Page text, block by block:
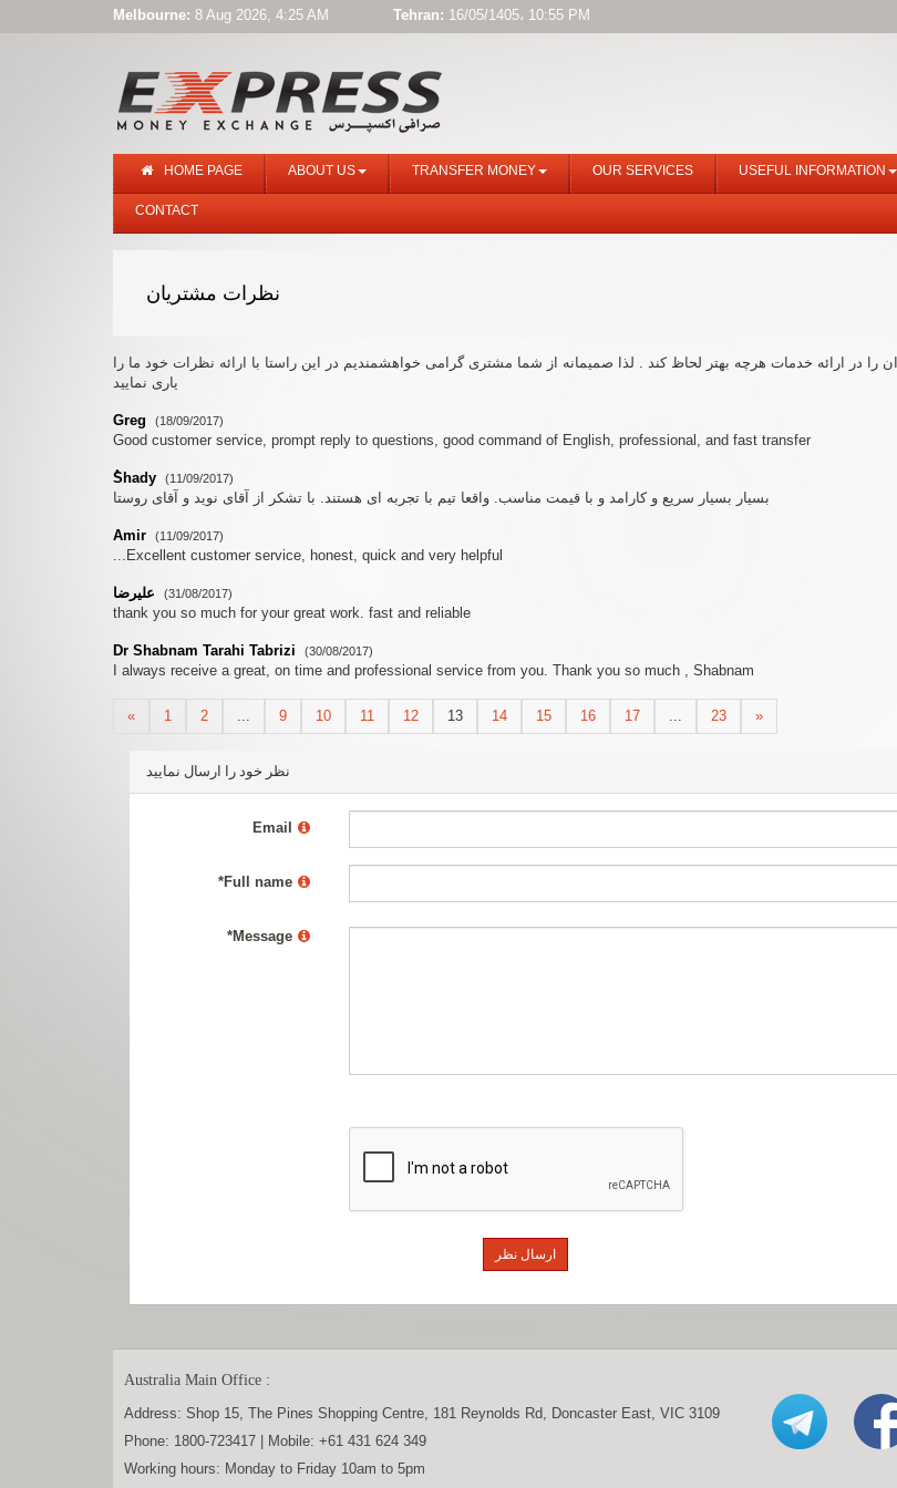
Melbourne: 8 Aug 2026, 4:25 AM Tehran: 16/05/1405، 10:55 PM
HOME PAGE ABOUT US TRANSFER MONEY OUR SERVICES USEFUL INFORMATION
CONTACT
نظرات مشتریان
در ارائه خدمات هرچه بهتر لحاظ کند . لذا صمیمانه از شما مشتری گرامی خواهشمندیم در این راستا با ارائه نظرات خود ما را
یاری نمایید
Greg (18/09/2017)
Good customer service, prompt reply to questions, good command of English, professional, and fast transfer
ُShady (11/09/2017)
بسیار بسیار سریع و کارامد و با قیمت مناسب. واقعا تیم با تجربه ای هستند. با تشکر از آقای نوید و آقای روستا
Amir (11/09/2017)
...Excellent customer service, honest, quick and very helpful
علیرضا (31/08/2017)
thank you so much for your great work. fast and reliable
Dr Shabnam Tarahi Tabrizi (30/08/2017)
I always receive a great, on time and professional service from you. Thank you so much , Shabnam
« 1 2 ... 9 10 11 12 13 14 15 16 17 ... 23 »
نظر خود را ارسال نمایید
Email
*Full name
*Message
Australia Main Office :
Address: Shop 15, The Pines Shopping Centre, 181 Reynolds Rd, Doncaster East, VIC 3109
Phone: 1800-723417 | Mobile: +61 431 624 349
Working hours: Monday to Friday 10am to 5pm